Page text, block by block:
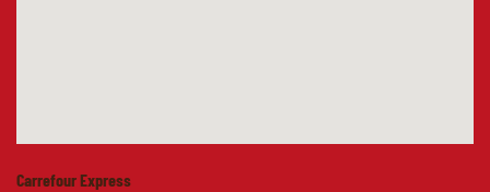
Carrefour Express